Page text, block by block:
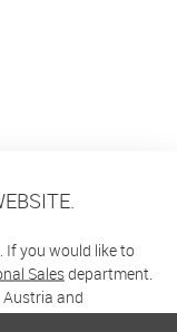
If you would like to
Salesdepartment.
Austria and